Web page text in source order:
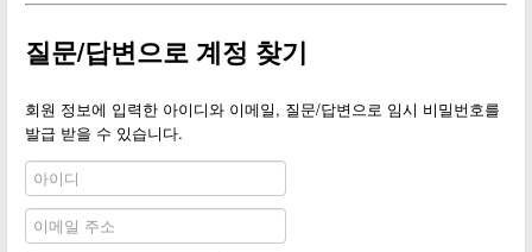
질문/답변으로 계정 찾기
회원 정보에 입력한 아이디와 이메일, 질문/답변으로 임시 비밀번호를
발급 받을 수 있습니다.